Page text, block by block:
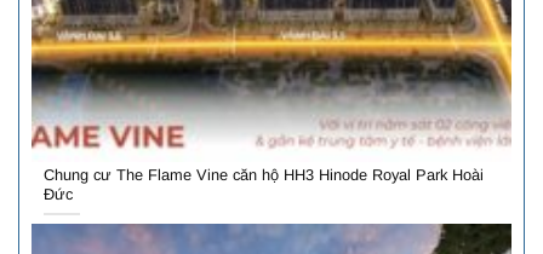
Chung cư The Flame Vine căn hộ HH3 Hinode Royal Park Hoài
Đức